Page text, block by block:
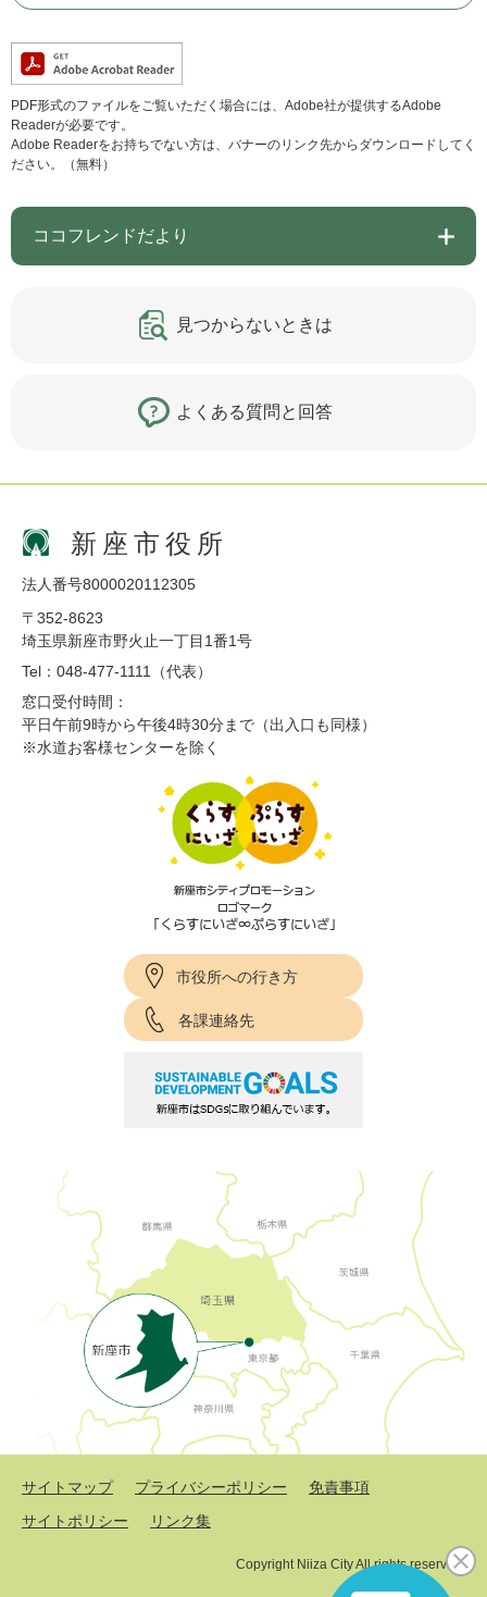
PDF形式のファイルをご覧いただく場合には、Adobe社が提供するAdobe
Readerが必要です。
Adobe Readerをお持ちでない方は、バナーのリンク先からダウンロードしてく
ださい。（無料）
ココフレンドだより
見つからないときは
よくある質問と回答
新座市役所
法人番号8000020112305
〒352-8623
埼玉県新座市野火止一丁目1番1号
Tel：048-477-1111（代表）
窓口受付時間：
平日午前9時から午後4時30分まで（出入口も同様）
※水道お客様センターを除く
市役所への行き方
各課連絡先
サイトマップ プライバシーポリシー
免責事項
サイトポリシー
リンク集
Copyright Niiza City All rights reserved.